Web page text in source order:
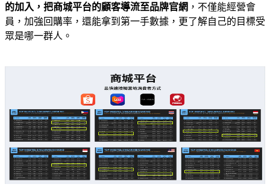
的加入，把商城平台的顧客導流至品牌官網 ，不僅能經營會
員，加強回購率，還能拿到第一手數據，更了解自己的目標受
眾是哪一群人。